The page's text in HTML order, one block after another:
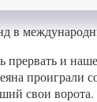
в
и
проиграли
свои